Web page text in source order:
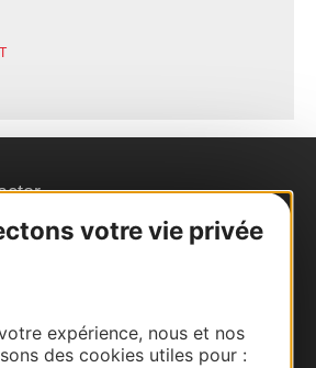
votre vie privée
expérience, nous et nos
des cookies utiles pour :